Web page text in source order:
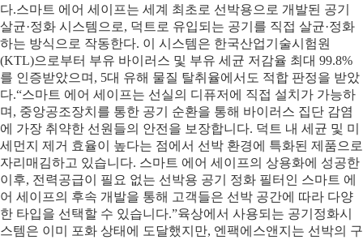
다.스마트 에어 세이프는 세계 최초로 선박용으로 개발된 공기
살균·정화 시스템으로, 덕트로 유입되는 공기를 직접 살균·정화
하는 방식으로 작동한다. 이 시스템은 한국산업기술시험원
(KTL)으로부터 부유 바이러스 및 부유 세균 저감율 최대 99.8%
를 인증받았으며, 5대 유해 물질 탈취율에서도 적합 판정을 받았
다.“스마트 에어 세이프는 선실의 디퓨저에 직접 설치가 가능하
며, 중앙공조장치를 통한 공기 순환을 통해 바이러스 집단 감염
에 가장 취약한 선원들의 안전을 보장합니다. 덕트 내 세균 및 미
세먼지 제거 효율이 높다는 점에서 선박 환경에 특화된 제품으로
자리매김하고 있습니다. 스마트 에어 세이프의 상용화에 성공한
이후, 전력공급이 필요 없는 선박용 공기 정화 필터인 스마트 에
어 세이프의 후속 개발을 통해 고객들은 선박 공간에 따라 다양
한 타입을 선택할 수 있습니다.”육상에서 사용되는 공기정화시
스템은 이미 포화 상태에 도달했지만, 엔팩에스앤지는 선박의 구